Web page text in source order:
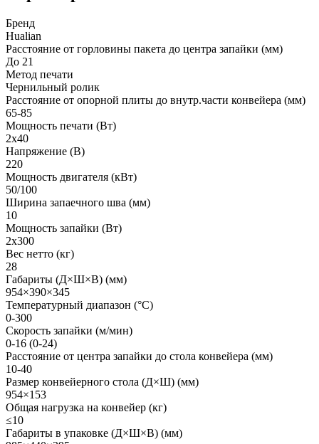
Бренд
Hualian
Расстояние от горловины пакета до центра запайки (мм)
До 21
Метод печати
Чернильный ролик
Расстояние от опорной плиты до внутр.части конвейера (мм)
65-85
Мощность печати (Вт)
2х40
Напряжение (В)
220
Мощность двигателя (кВт)
50/100
Ширина запаечного шва (мм)
10
Мощность запайки (Вт)
2х300
Вес нетто (кг)
28
Габариты (Д×Ш×В) (мм)
954×390×345
Температурный диапазон (°С)
0-300
Скорость запайки (м/мин)
0-16 (0-24)
Расстояние от центра запайки до стола конвейера (мм)
10-40
Размер конвейерного стола (Д×Ш) (мм)
954×153
Общая нагрузка на конвейер (кг)
≤10
Габариты в упаковке (Д×Ш×В) (мм)